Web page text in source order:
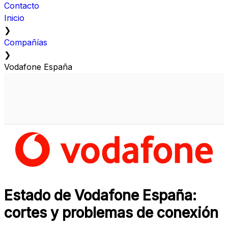
Contacto
Inicio
❯
Compañías
❯
Vodafone España
Estado de Vodafone España:
cortes y problemas de conexión